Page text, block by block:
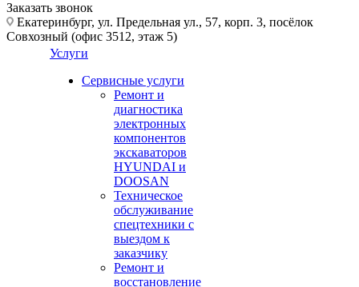
Заказать звонок
Екатеринбург, ул. Предельная ул., 57, корп. 3, посёлок
Совхозный (офис 3512, этаж 5)
Услуги
Сервисные услуги
Ремонт и
диагностика
электронных
компонентов
экскаваторов
HYUNDAI и
DOOSAN
Техническое
обслуживание
спецтехники с
выездом к
заказчику
Ремонт и
восстановление